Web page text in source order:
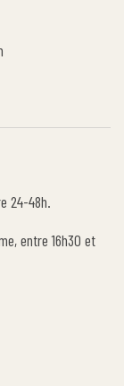
24-48h.
entre 16h30 et